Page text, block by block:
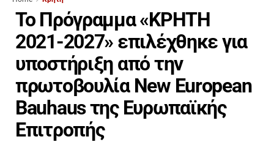
Το Πρόγραμμα «ΚΡΗΤΗ
2021-2027» επιλέχθηκε για
υποστήριξη από την
πρωτοβουλία New European
Bauhaus της Ευρωπαϊκής
Επιτροπής